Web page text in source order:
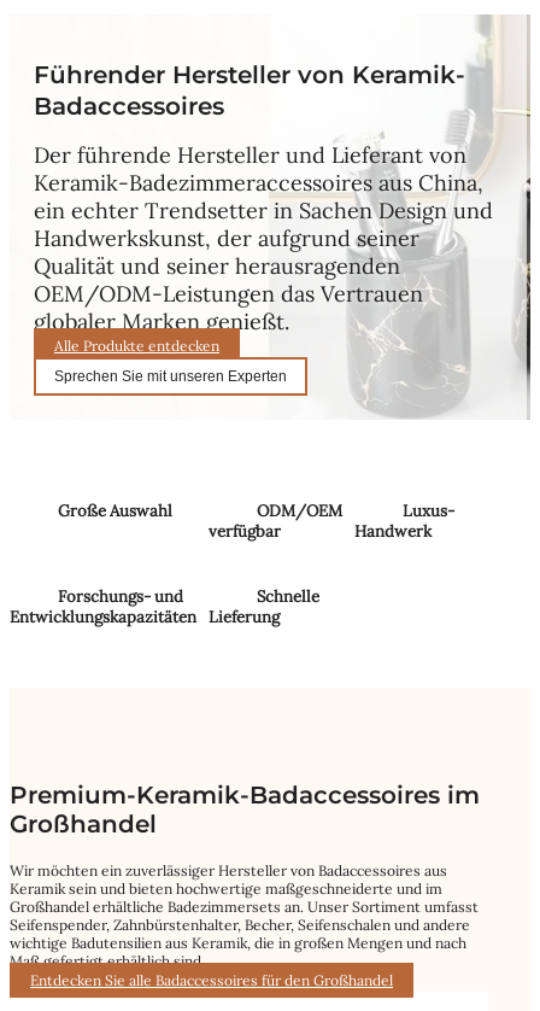
Führender Hersteller von Keramik-
Badaccessoires
Der führende Hersteller und Lieferant von
Keramik-Badezimmeraccessoires aus China,
ein echter Trendsetter in Sachen Design und
Handwerkskunst, der aufgrund seiner
Qualität und seiner herausragenden
OEM/ODM-Leistungen das Vertrauen
globaler Marken genießt.
Alle Produkte entdecken
Sprechen Sie mit unseren Experten
Große Auswahl
ODM/OEM
verfügbar
Luxus-
Handwerk
Forschungs- und
Entwicklungskapazitäten
Schnelle
Lieferung
Premium-Keramik-Badaccessoires im
Großhandel
Wir möchten ein zuverlässiger Hersteller von Badaccessoires aus
Keramik sein und bieten hochwertige maßgeschneiderte und im
Großhandel erhältliche Badezimmersets an. Unser Sortiment umfasst
Seifenspender, Zahnbürstenhalter, Becher, Seifenschalen und andere
wichtige Badutensilien aus Keramik, die in großen Mengen und nach
Maß gefertigt erhältlich sind.
Entdecken Sie alle Badaccessoires für den Großhandel